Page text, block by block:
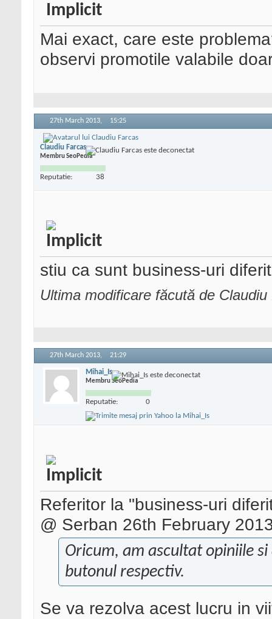
Mai exact, care este
observi promotile valabile
27th March 2013, 15:25
Claudiu Farcas
Membru SeoPedia
Reputatie: 38
stiu ca sunt business-uri
Ultima modificare făcută de
27th March 2013, 21:29
Mihai_Is
Membru SeoPedia
Reputatie: 0
Referitor la "business-uri
@ Serban 26th February
Oricum, am ascultat opiniile
butonul respectiv.
Se va rezolva acest lucru in